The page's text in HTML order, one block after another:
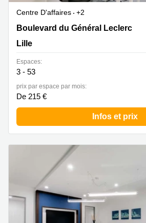
Centre D'affaires
+2
23 Boulevard du Général Leclerc, Lille
Boulevard du Général Leclerc
Lille
Espaces:
3 - 53
prix par espace par mois:
De 215 €
Infos et prix